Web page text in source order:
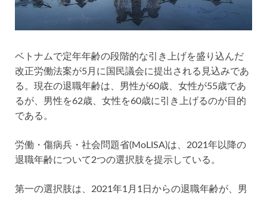
ベトナムで定年年齢の段階的な引き上げを盛り込んだ
改正労働法案が5月に国民議会に提出される見込みであ
る。現在の退職年齢は、男性が60歳、女性が55歳であ
るが、男性を62歳、女性を60歳に引き上げるのが目的
である。
労働・傷病兵・社会問題省(MoLISA)は、2021年以降の
退職年齢について2つの選択肢を提示している。
第一の選択肢は、2021年1月1日からの退職年齢が、男